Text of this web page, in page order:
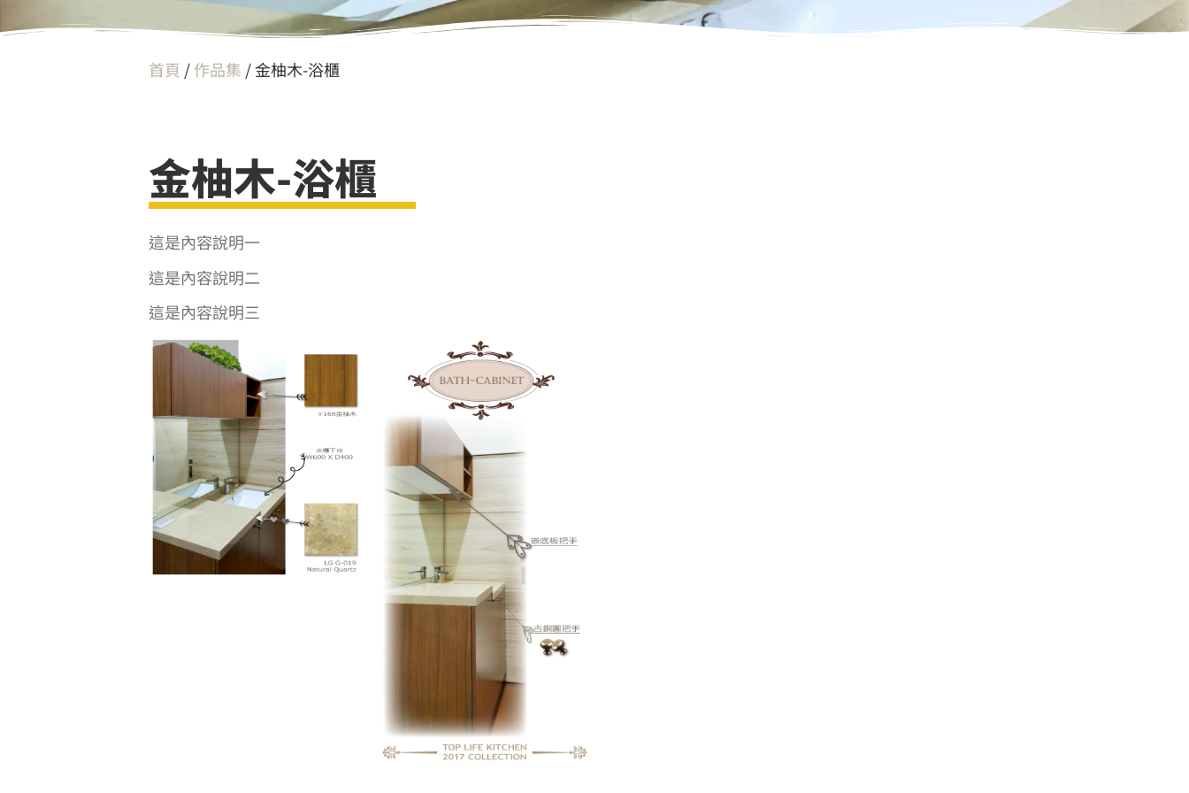
首頁 /作品集 / 金柚木-浴櫃
金柚木-浴櫃
這是內容說明一
這是內容說明二
這是內容說明三